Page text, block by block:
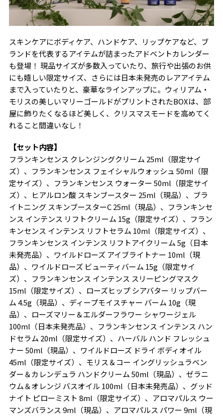
スキンケアにボディケア、ハンドケア、リップケアなど、ブ
ランドを代表するアイテムが詰まったアドベントカレンダー
も登場！ 現品サイズが多数入っていたり、旅行や出張のお供
にも嬉しい限定サイズ、さらには日本未発売のレアアイテム
まで入っていたりと、豪華なラインアップに。ウィリアム・
モリスの美しいマリーゴールドがプリントされたBOXは、部
屋に飾りたくなるほど美しく、クリスマスモードを高めてく
れること間違いなし！
【セット内容】
フランキンセンス クレンジングクリーム 25ml（限定サイ
ズ）、フランキンセンス フェイシャルウォッシュ 50ml（限
定サイズ）、フランキンセンス ウォーター 50ml（限定サイ
ズ）、ヒアルロン酸 スキンブースター 25ml（現品）、ブラ
イトニング スキンブースターC 25ml（現品）、フランキンセ
ンス インテンス リフトクリーム 15g（限定サイズ）、フラン
キンセンス インテンス リフトセラム 10ml（限定サイズ）、
フランキンセンス インテンス リフトアイクリーム 5g（日本
未発売品）、ワイルドローズ アイブライトナー 10ml（現
品）、ワイルドローズ ビューティバーム 15g（限定サイ
ズ）、フランキンセンス インテンス スリーピングマスク
15ml（限定サイズ）、ローズヒップ シアバター リップバー
ム 4.5g（現品）、ディープモイスチャー バーム 10g（現
品）、ローズマリー＆エルダーフラワー シャワージェル
100ml（日本未発売品）、フランキンセンス インテンス ハン
ドセラム 20ml（限定サイズ）、ハーバル ハンド フレッシュ
ナー 50ml（現品）、ワイルドローズ ドライ ボディオイル
45ml（限定サイズ）、モリス＆コー イングリッシュラベン
ダー＆カレンデュラ ハンドクリーム 50ml（現品）、ゼラニ
ウム＆オレンジ バスオイル 100ml（日本未発売品）、グッド
ナイト ピローミスト 8ml（限定サイズ）、アロマパルス ウー
マンズバランス 9ml（現品）、アロマパルス パワー 9ml（現